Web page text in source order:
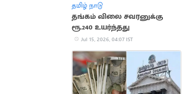
தமிழ் நாடு
தங்கம் விலை சவரனுக்கு
ரூ.240 உயர்ந்தது
Jul 15, 2026, 04:07 IST